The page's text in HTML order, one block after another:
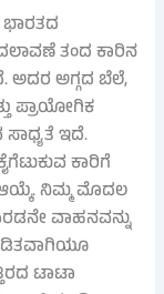
ಭಾರತದ
ತಂದ ಕಾರಿನ
ಅದರ ಅಗ್ಗದ ಬೆಲೆ,
ಪ್ರಾಯೋಗಿಕ
ಸಾಧ್ಯತೆ ಇದೆ.
ಕಾರಿಗೆ
ನಿಮ್ಮ ಮೊದಲ
ವಾಹನವನ್ನು
ಟಾಟಾ